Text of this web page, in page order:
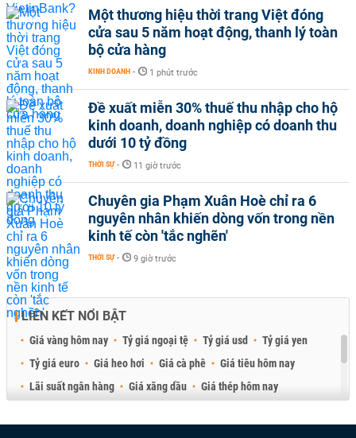
Một thương hiệu thời trang Việt đóng
cửa sau 5 năm hoạt động, thanh lý toàn
bộ cửa hàng
KINH DOANH - 1 phút trước
Đề xuất miễn 30% thuế thu nhập cho hộ
kinh doanh, doanh nghiệp có doanh thu
dưới 10 tỷ đồng
THỜI SỰ - 11 giờ trước
Chuyên gia Phạm Xuân Hoè chỉ ra 6
nguyên nhân khiến dòng vốn trong nền
kinh tế còn 'tắc nghẽn'
THỜI SỰ - 9 giờ trước
LIÊN KẾT NỔI BẬT
Giá vàng hôm nay Tỷ giá ngoại tệ Tỷ giá usd
Tỷ giá yen
Tỷ giá euro
Giá heo hơi Giá cà phê
Giá tiêu hôm nay
Lãi suất ngân hàng
Giá xăng dầu
Giá thép hôm nay